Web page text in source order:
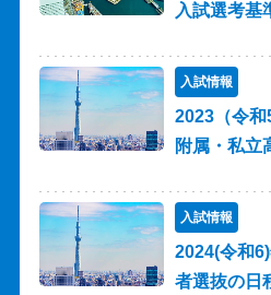
入試選考基
入試情報
2023（令
附属・私
入試情報
2024(令和
者選抜の日